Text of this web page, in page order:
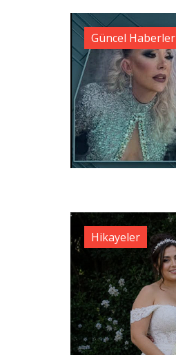
Güncel Haberler
Hikayeler